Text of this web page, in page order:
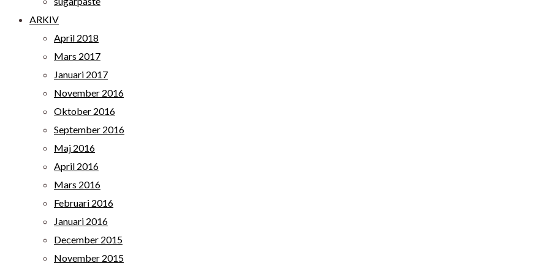
ARKIV
April 2018
Mars 2017
Januari 2017
November 2016
Oktober 2016
September 2016
Maj 2016
April 2016
Mars 2016
Februari 2016
Januari 2016
December 2015
November 2015